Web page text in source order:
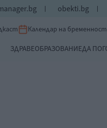
obekti.bg
Календар на
ЗДРАВЕОБРАЗОВАНИЕДА